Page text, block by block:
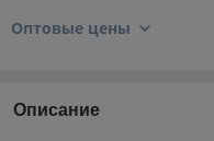
Оптовые цены
Описание